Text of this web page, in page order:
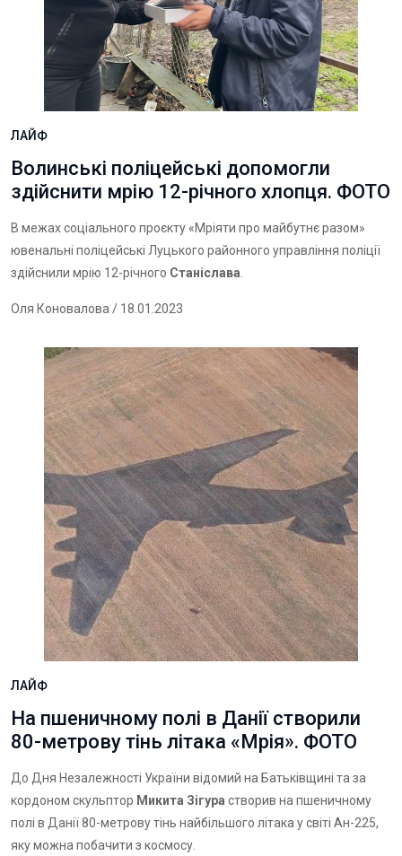
ЛАЙФ
Волинські поліцейські допомогли
здійснити мрію 12-річного хлопця. ФОТО
В межах соціального проєкту «Мріяти про майбутнє разом»
ювенальні поліцейські Луцького районного управління поліції
здійснили мрію 12-річного Станіслава
Оля Коновалова / 18.01.2023
ЛАЙФ
На пшеничному полі в Данії створили
80-метрову тінь літака «Мрія». ФОТО
До Дня Незалежності України відомий на Батьківщині та за
кордоном скульптор Микита Зігура створив на пшеничному
полі в Данії 80-метрову тінь найбільшого літака у світі Ан-225,
яку можна побачити з космосу.